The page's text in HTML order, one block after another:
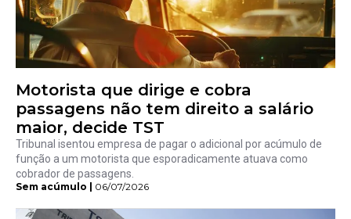
Motorista que dirige e cobra
passagens não tem direito a salário
maior, decide TST
Tribunal isentou empresa de pagar o adicional por acúmulo de
função a um motorista que esporadicamente atuava como
cobrador de passagens.
Sem acúmulo | 06/07/2026